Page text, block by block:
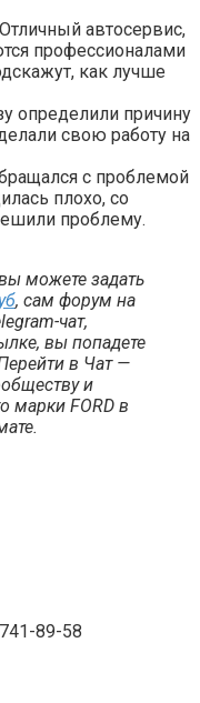
автосервис,
профессионалами
как лучше
определили причину
свою работу на
с проблемой
плохо, со
проблему.
можете задать
, сам форум на
чат,
вы попадете
в Чат —
и
марки FORD в
89-58